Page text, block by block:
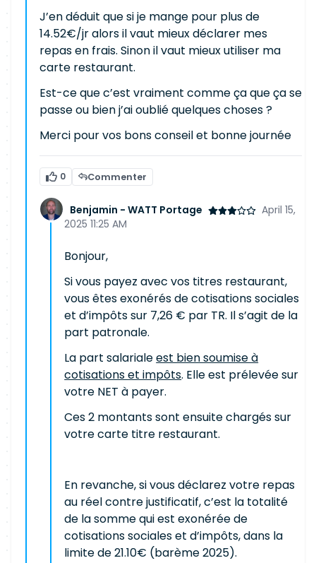
J’en déduit que si je mange pour plus de
14.52€/jr alors il vaut mieux déclarer mes
repas en frais. Sinon il vaut mieux utiliser ma
carte restaurant.
Est-ce que c’est vraiment comme ça que ça se
passe ou bien j’ai oublié quelques choses ?
Merci pour vos bons conseil et bonne journée
0 Commenter
Benjamin - WATT Portage
April 15,
2025 11:25 AM
Bonjour,
Si vous payez avec vos titres restaurant,
vous êtes exonérés de cotisations sociales
et d’impôts sur 7,26 € par TR. Il s’agit de la
part patronale.
La part salarialeest bien soumise à
cotisations et impôts. Elle est prélevée sur
votre NET à payer.
Ces 2 montants sont ensuite chargés sur
votre carte titre restaurant.
En revanche, si vous déclarez votre repas
au réel contre justificatif, c’est la totalité
de la somme qui est exonérée de
cotisations sociales et d’impôts, dans la
limite de 21.10€ (barème 2025).